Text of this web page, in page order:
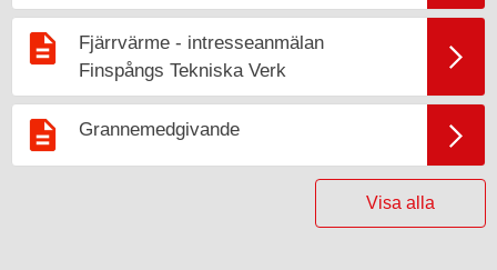
Fjärrvärme - intresseanmälan
Finspångs Tekniska Verk
Grannemedgivande
Visa alla